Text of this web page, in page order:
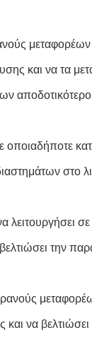
και να τα
οποιαδήποτε
στο
λειτουργήσει
την
να